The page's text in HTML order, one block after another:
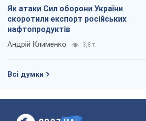
Як атаки Сил оборони України
скоротили експорт російських
нафтопродуктів
Андрій Клименко 3,8 т.
Всі думки